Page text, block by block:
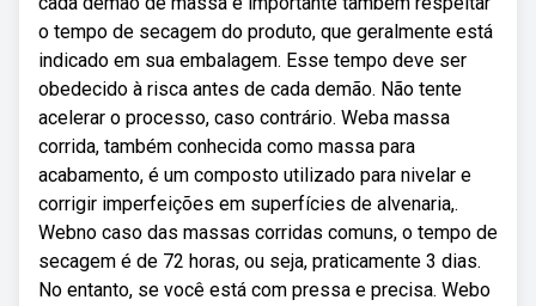
o tempo de secagem do produto, que geralmente está
indicado em sua embalagem. Esse tempo deve ser
obedecido à risca antes de cada demão. Não tente
acelerar o processo, caso contrário. Weba massa
corrida, também conhecida como massa para
acabamento, é um composto utilizado para nivelar e
corrigir imperfeições em superfícies de alvenaria,.
Webno caso das massas corridas comuns, o tempo de
secagem é de 72 horas, ou seja, praticamente 3 dias.
No entanto, se você está com pressa e precisa. Webo